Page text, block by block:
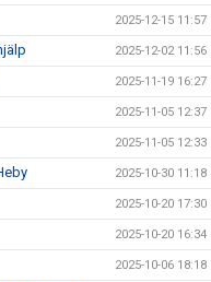
2025-12-15 11:57
2025-12-02 11:56
2025-11-19 16:27
2025-11-05 12:37
2025-11-05 12:33
2025-10-30 11:18
2025-10-20 17:30
2025-10-20 16:34
2025-10-06 18:18